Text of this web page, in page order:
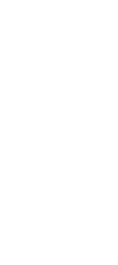
él sin hacerle
pasmados, y
palabra ésta!
poder a los
Y su fama se
de la región.
su doctrina,
fue para
vida pública.
era muy
y esto